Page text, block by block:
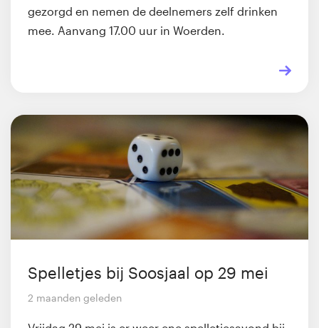
gezorgd en nemen de deelnemers zelf drinken
mee. Aanvang 17.00 uur in Woerden.
Spelletjes bij Soosjaal op 29 mei
2 maanden geleden